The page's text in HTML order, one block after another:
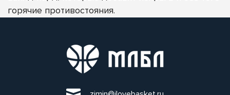
горячие противостояния.